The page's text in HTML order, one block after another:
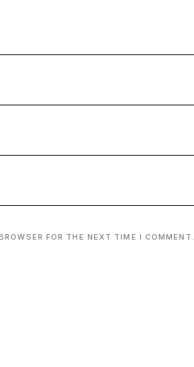
FOR THE NEXT TIME I COMMENT.